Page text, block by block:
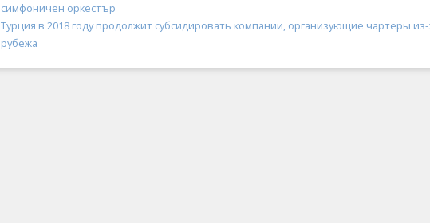
симфоничен оркестър
Турция в 2018 году продолжит субсидировать компании, организующие чартеры из-
рубежа